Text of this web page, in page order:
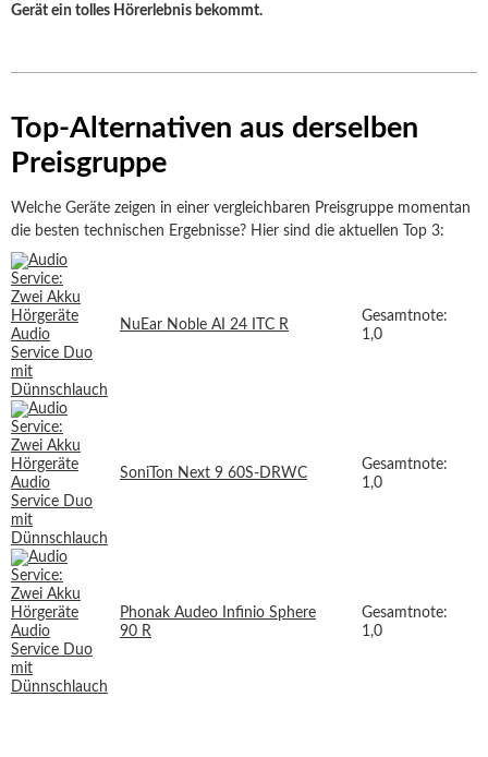
Gerät ein tolles Hörerlebnis bekommt.
Top-Alternativen aus derselben
Preisgruppe
Welche Geräte zeigen in einer vergleichbaren Preisgruppe momentan
die besten technischen Ergebnisse? Hier sind die aktuellen Top 3:
NuEar Noble AI 24 ITC R
Gesamtnote:
1,0
SoniTon Next 9 60S-DRWC
Gesamtnote:
1,0
Phonak Audeo Infinio Sphere
90 R
Gesamtnote:
1,0